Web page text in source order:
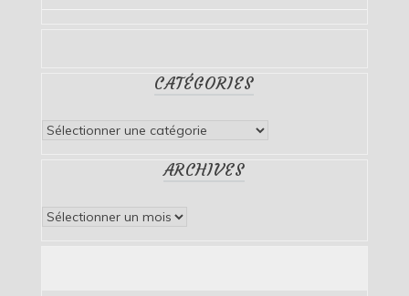
CATÉGORIES
Catégories
ARCHIVES
Archives